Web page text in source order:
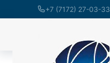
+7 (7172) 27-03-33